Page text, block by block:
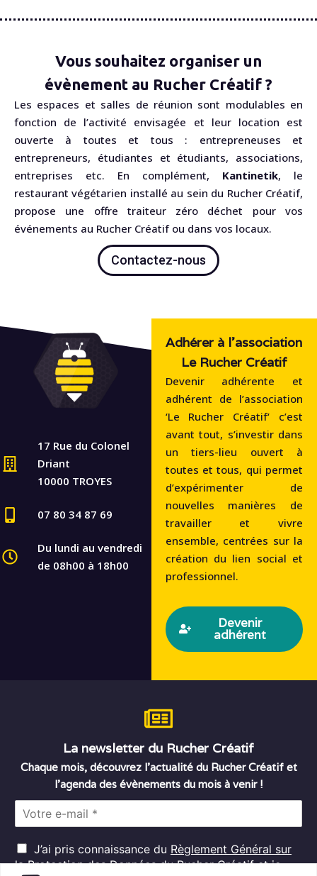
Vous souhaitez organiser un
évènement au Rucher Créatif ?
Les espaces et salles de réunion sont modulables en
fonction de l’activité envisagée et leur location est
ouverte à toutes et tous : entrepreneuses et
entrepreneurs, étudiantes et étudiants, associations,
entreprises etc. En complément, Kantinetik, le
restaurant végétarien installé au sein du Rucher Créatif,
propose une offre traiteur zéro déchet pour vos
événements au Rucher Créatif ou dans vos locaux.
Contactez-nous
17 Rue du Colonel
Driant
10000 TROYES
07 80 34 87 69
Du lundi au vendredi
de 08h00 à 18h00
Adhérer à l'association
Le Rucher Créatif
Devenir adhérente et
adhérent de l’association
‘Le Rucher Créatif‘ c’est
avant tout, s’investir dans
un tiers-lieu ouvert à
toutes et tous, qui permet
d’expérimenter de
nouvelles manières de
travailler et vivre
ensemble, centrées sur la
création du lien social et
professionnel.
Devenir
adhérent
La newsletter du Rucher Créatif
Chaque mois, découvrez l’actualité du Rucher Créatif et
l’agenda des évènements du mois à venir !
l
R
G
J’ai pris connaissance du Règlement Général sur
la Protection des Donnéesdu Rucher Créatif et je